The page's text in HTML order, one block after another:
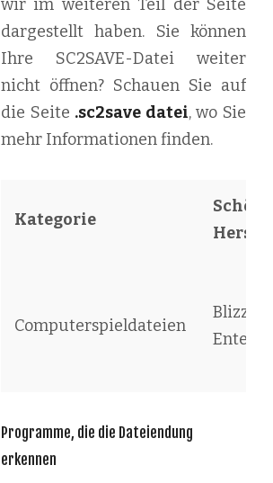
wir im weiteren Teil der Seite
dargestellt haben. Sie können
Ihre SC2SAVE-Datei weiter
nicht öffnen? Schauen Sie auf
die Seite .sc2save datei, wo Sie
mehr Informationen finden.
Kategorie
Computerspieldateien
Programme, die die Dateiendung
erkennen